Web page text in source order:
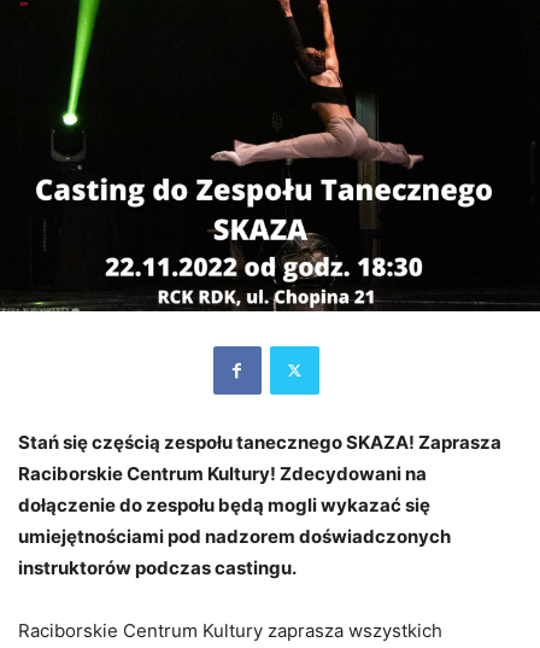
Stań się częścią zespołu tanecznego SKAZA! Zaprasza
Raciborskie Centrum Kultury! Zdecydowani na
dołączenie do zespołu będą mogli wykazać się
umiejętnościami pod nadzorem doświadczonych
instruktorów podczas castingu.
Raciborskie Centrum Kultury zaprasza wszystkich